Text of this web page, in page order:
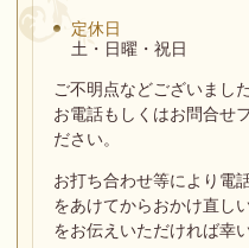
定休日
土・日曜・祝日
ご不明点などございました
お電話もしくはお問合せ
ださい。
お打ち合わせ等により電
をあけてからおかけ直し
をお伝えいただければ幸